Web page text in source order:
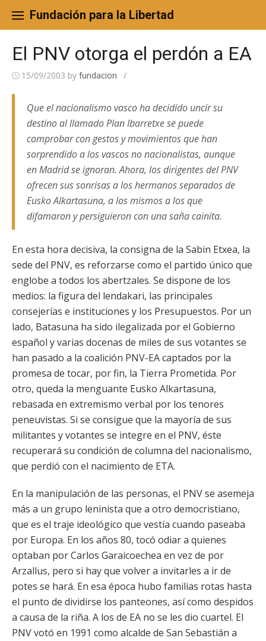
content
Fundación para la Libertad
El PNV otorga el perdón a EA
15/09/2003 by fundacion /
Que el nacionalismo vasco ha decidido uncir su
destino al llamado Plan Ibarretxe se puede
comprobar con gestos y movimientos que han
sorprendido a los vascos no nacionalistas, aunque
en Madrid se ignoran. Ahora, los dirigentes del PNV
ofrecen sus sonrisas a los hermanos separados de
Eusko Alkartasuna, a los mismos a los que
difamaron y persiguieron con una saña cainita.
En esta hora decisiva, la consigna de la Sabin Etxea, la
sede del PNV, es reforzarse como el partido único que
englobe a todos los abertzales. Se dispone de los
medios: la figura del lendakari, las principales
consejerías e instituciones y los Presupuestos. Por un
lado, Batasuna ha sido ilegalizada por el Gobierno
español y varias docenas de miles de sus votantes se
han pasado a la coalición PNV-EA captados por la
promesa de tocar, por fin, la Tierra Prometida. Por
otro, queda la menguante Eusko Alkartasuna,
rebasada en extremismo verbal por los tenores
peneuvistas. Si se consigue que la mayoría de sus
militantes y votantes se integre en el PNV, éste
recuperará su condición de columna del nacionalismo,
que perdió con el nacimiento de ETA.
En la manipulación de las personas, el PNV se asemeja
más a un grupo leninista que a otro democristiano,
que es el traje ideológico que vestía cuando paseaba
por Europa. En los años 80, tocó odiar a quienes
optaban por Carlos Garaicoechea en vez de por
Arzallus, pero si hay que volver a invitarles a ir de
potes se hará. En esa época hubo familias rotas hasta
el punto de dividirse los panteones, así como despidos
a causa de la riña. A los de EA no se les dio cuartel. El
PNV votó en 1991 como alcalde de San Sebastián a